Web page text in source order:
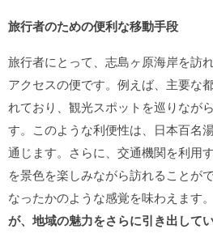
旅行者のための便利な移動手段
旅行者にとって、志島ヶ原海岸を訪
アクセスの便です。例えば、主要な
れており、観光スポットを巡りなが
す。このような利便性は、日本百名
通じます。さらに、交通機関を利用
を景色を楽しみながら訪れることが
なったかのような感覚を味わえます。
が、地域の魅力をさらに引き出して